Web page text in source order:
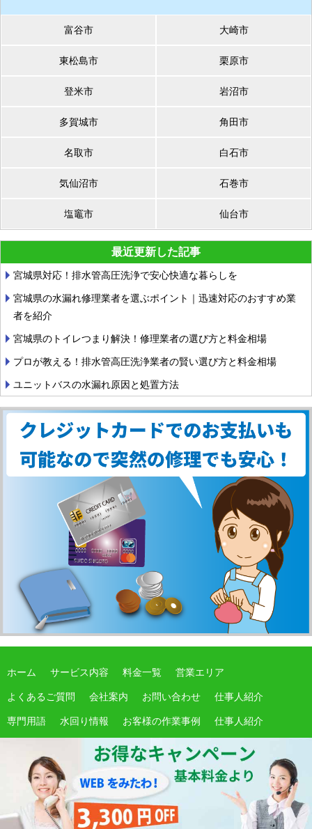
富谷市 大崎市
東松島市 栗原市
登米市 岩沼市
多賀城市 角田市
名取市 白石市
気仙沼市 石巻市
塩竈市 仙台市
最近更新した記事
宮城県対応！排水管高圧洗浄で安心快適な暮らしを
宮城県の水漏れ修理業者を選ぶポイント｜迅速対応のおすすめ業
者を紹介
宮城県のトイレつまり解決！修理業者の選び方と料金相場
プロが教える！排水管高圧洗浄業者の賢い選び方と料金相場
ユニットバスの水漏れ原因と処置方法
ホーム サービス内容 料金一覧 営業エリア
よくあるご質問 会社案内 お問い合わせ 仕事人紹介
専門用語 水回り情報 お客様の作業事例 仕事人紹介
期間限定
0120-668-365
受付：7:00～21:00